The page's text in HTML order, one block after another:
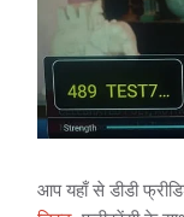
आप यहाँ से डीडी